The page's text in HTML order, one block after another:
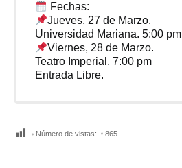
Fechas:
Jueves, 27 de Marzo.
Universidad Mariana. 5:00 pm
Viernes, 28 de Marzo.
Teatro Imperial. 7:00 pm
Entrada Libre.
Número de vistas: 865